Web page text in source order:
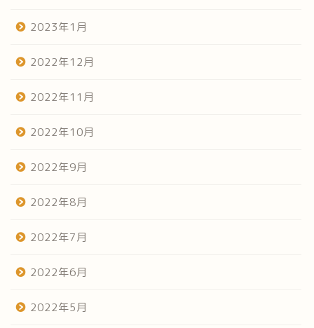
2023年1月
2022年12月
2022年11月
2022年10月
2022年9月
2022年8月
2022年7月
2022年6月
2022年5月